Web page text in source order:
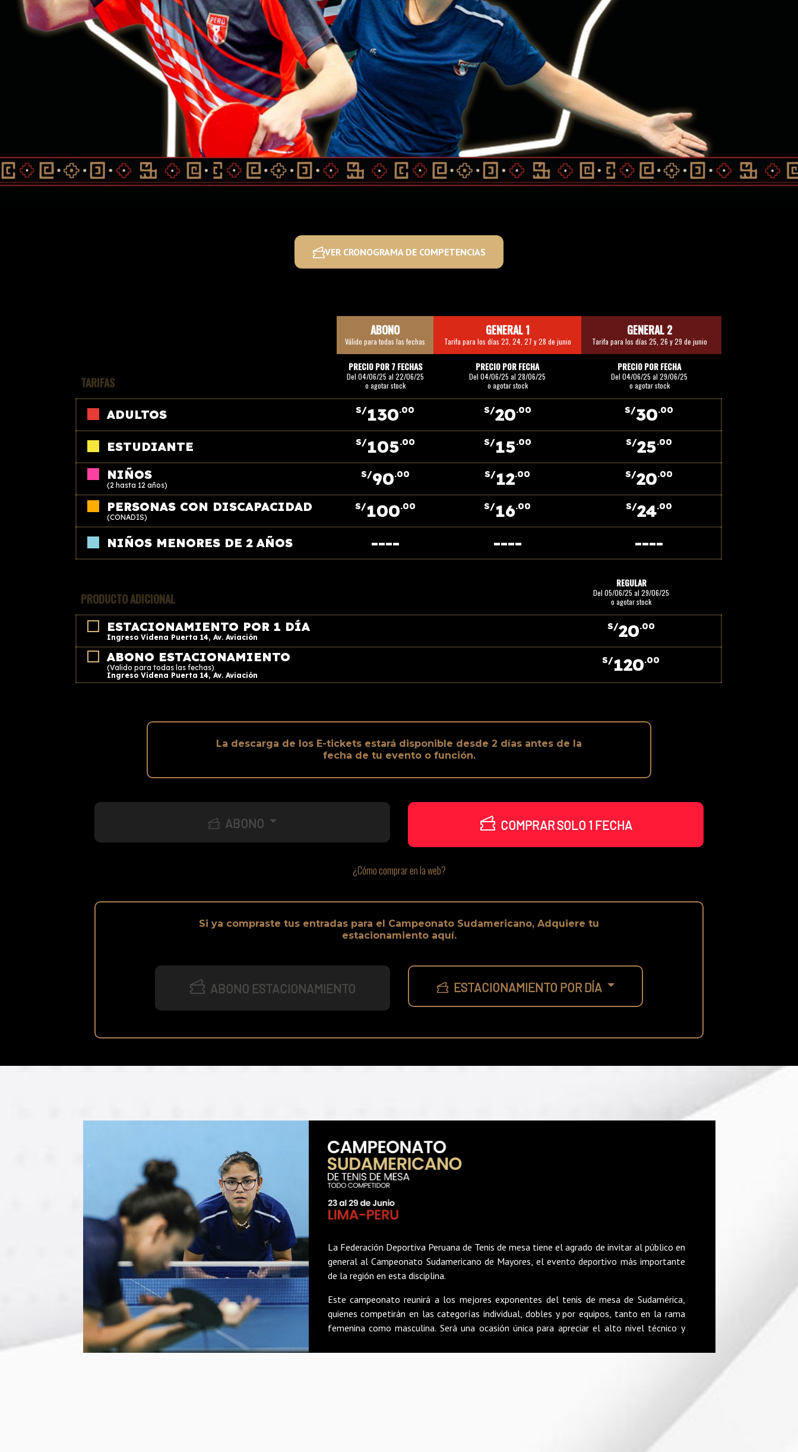
VER CRONOGRAMA DE COMPETENCIAS
ABONO
Válido para todas las fechas
GENERAL 1
Tarifa para los días 23, 24, 27 y 28 de junio
GENERAL 2
Tarifa para los días 25, 26 y 29 de junio
TARIFAS
PRECIO POR 7 FECHAS
Del 04/06/25 al 22/06/25
o agotar stock
PRECIO POR FECHA
Del 04/06/25 al 28/06/25
o agotar stock
PRECIO POR FECHA
Del 04/06/25 al 29/06/25
o agotar stock
ADULTOS S/130.00 S/20.00 S/30.00
ESTUDIANTE S/105.00 S/15.00 S/25.00
NIÑOS
(2 hasta 12 años)
S/90.00 S/12.00 S/20.00
PERSONAS CON DISCAPACIDAD
(CONADIS)
S/100.00 S/16.00 S/24.00
NIÑOS MENORES DE 2 AÑOS ---- ---- ----
PRODUCTO ADICIONAL
REGULAR
Del 05/06/25 al 29/06/25
o agotar stock
ESTACIONAMIENTO POR 1 DÍA
Ingreso Videna Puerta 14, Av. Aviación
S/20.00
ABONO ESTACIONAMIENTO
(Valido para todas las fechas)
Ingreso Videna Puerta 14, Av. Aviación
S/120.00
La descarga de los E-tickets estará disponible desde 2 días antes de la
fecha de tu evento o función.
ABONO COMPRAR SOLO 1 FECHA
¿Cómo comprar en la web?
Si ya compraste tus entradas para el Campeonato Sudamericano, Adquiere tu
estacionamiento aquí.
ABONO ESTACIONAMIENTO ESTACIONAMIENTO POR DÍA
La Federación Deportiva Peruana de Tenis de mesa tiene el agrado de invitar al público en
general al Campeonato Sudamericano de Mayores, el evento deportivo más importante
de la región en esta disciplina.
Este campeonato reunirá a los mejores exponentes del tenis de mesa de Sudamérica,
quienes competirán en las categorías individual, dobles y por equipos, tanto en la rama
femenina como masculina. Será una ocasión única para apreciar el alto nivel técnico y
ser parte de este prestigioso certamen, que promueve la integración, el esfuerzo y el